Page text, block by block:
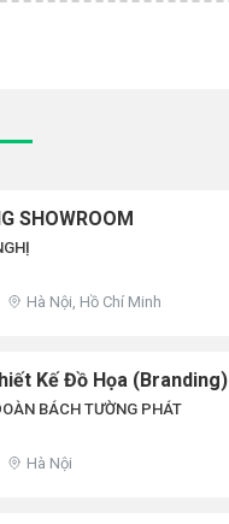
SHOWROOM
Hà Nội, Hồ Chí Minh
Kế Đồ Họa (Branding)
BÁCH TƯỜNG PHÁT
Hà Nội